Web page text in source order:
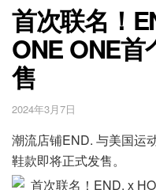
首次联名！
ONE ONE
售
2024年3月7日
潮流店铺END. 与美国运
鞋款即将正式发售。